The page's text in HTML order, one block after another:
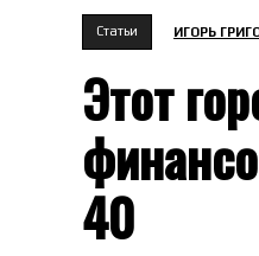
Cтатьи ИГОРЬ
Этот
40